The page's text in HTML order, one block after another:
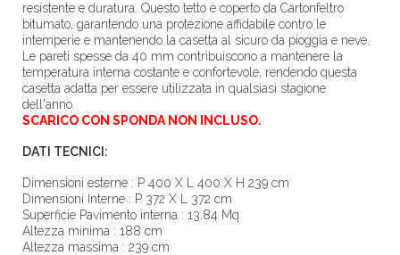
resistente e duratura. Questo tetto è coperto da Cartonfeltro
bitumato, garantendo una protezione affidabile contro le
intemperie e mantenendo la casetta al sicuro da pioggia e neve.
Le pareti spesse da 40 mm contribuiscono a mantenere la
temperatura interna costante e confortevole, rendendo questa
casetta adatta per essere utilizzata in qualsiasi stagione
dell'anno.
SCARICO CON SPONDA NON INCLUSO.
DATI TECNICI:
Dimensioni esterne : P 400 X L 400 X H 239 cm
Dimensioni Interne : P 372 X L 372 cm
Superficie Pavimento interna : 13,84 Mq
Altezza minima : 188 cm
Altezza massima : 239 cm